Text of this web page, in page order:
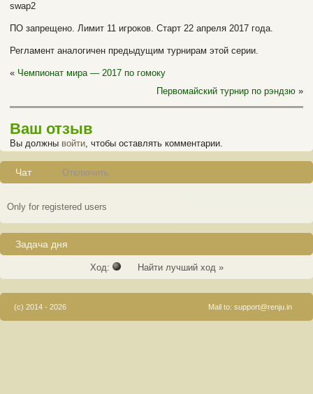
swap2
ПО запрещено. Лимит 11 игроков. Старт 22 апреля 2017 года.
Регламент аналогичен предыдущим турнирам этой серии.
« Чемпионат мира — 2017 по гомоку
Первомайский турнир по рэндзю »
Ваш отзыв
Вы должны войти, чтобы оставлять комментарии.
Чат Отключить
Only for registered users
Задача дня
Ход: Найти лучший ход »
(c) 2014 - 2026 Mail to: support@renju.in